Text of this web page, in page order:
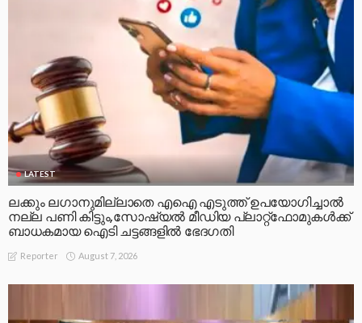
LATEST
ലക്കും ലഗാനുമില്ലാതെ എഐ എടുത്ത് ഉപയോഗിച്ചാല്‍
നല്ല പണി കിട്ടും,സോഷ്യല്‍ മീഡിയ പ്ലാറ്റ്‌ഫോമുകള്‍ക്ക്
ബാധകമായ ഐടി ചട്ടങ്ങളില്‍ ഭേദഗതി
Reporter August 7, 2026